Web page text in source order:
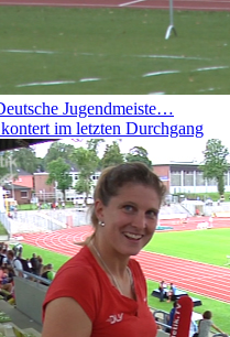
Jugendmeiste…
im letzten Durchgang